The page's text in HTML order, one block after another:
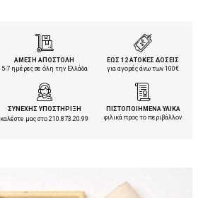
ΑΜΕΣΗ ΑΠΟΣΤΟΛΗ
5-7 ημέρες σε όλη την Ελλάδα
ΕΩΣ 12 ΑΤΟΚΕΣ ΔΟΣΕΙΣ
για αγορές άνω των 100€
ΣΥΝΕΧΗΣ ΥΠΟΣΤΗΡΙΞΗ
καλέστε μας στο210.873.20.99
ΠΙΣΤΟΠΟΙΗΜΕΝΑ ΥΛΙΚΑ
φιλικά προς το περιβάλλον